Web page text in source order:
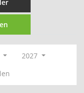
2027